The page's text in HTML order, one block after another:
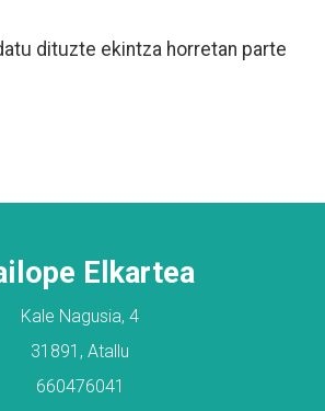
dituzte ekintza horretan parte
Elkartea
Kale Nagusia, 4
31891, Atallu
660476041